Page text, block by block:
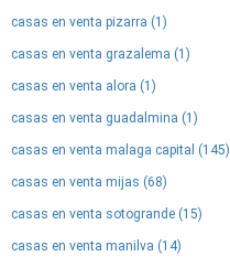
casas en venta pizarra (1)
casas en venta grazalema (1)
casas en venta alora (1)
casas en venta guadalmina (1)
casas en venta malaga capital (145)
casas en venta mijas (68)
casas en venta sotogrande (15)
casas en venta manilva (14)